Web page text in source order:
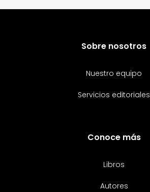
Sobre nosotros
Nuestro equipo
Servicios editoriales
Conoce más
Libros
Autores